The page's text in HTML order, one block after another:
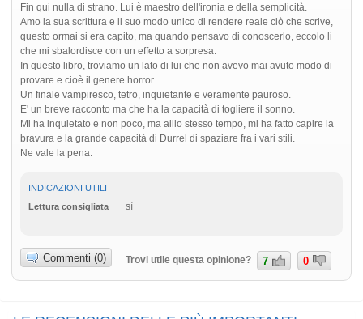
Fin qui nulla di strano. Lui è maestro dell'ironia e della semplicità.
Amo la sua scrittura e il suo modo unico di rendere reale ciò che scrive,
questo ormai si era capito, ma quando pensavo di conoscerlo, eccolo li
che mi sbalordisce con un effetto a sorpresa.
In questo libro, troviamo un lato di lui che non avevo mai avuto modo di
provare e cioè il genere horror.
Un finale vampiresco, tetro, inquietante e veramente pauroso.
E' un breve racconto ma che ha la capacità di togliere il sonno.
Mi ha inquietato e non poco, ma alllo stesso tempo, mi ha fatto capire la
bravura e la grande capacità di Durrel di spaziare fra i vari stili.
Ne vale la pena.
INDICAZIONI UTILI
Lettura consigliata
sì
Commenti (0) Trovi utile questa opinione? 7 0